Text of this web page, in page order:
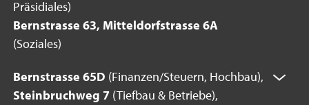
Präsidiales)
Bernstrasse 63, Mitteldorfstrasse 6A
(Soziales)
Bernstrasse 65D (Finanzen/Steuern, Hochbau),
Steinbruchweg 7 (Tiefbau & Betriebe),